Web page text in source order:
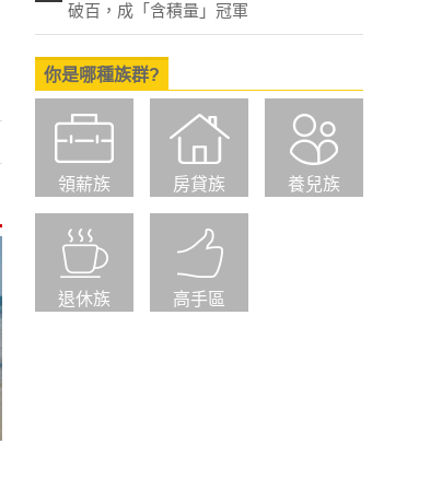
破百，成「含積量」冠軍
你是哪種族群?
領薪族 房貸族 養兒族
退休族 高手區